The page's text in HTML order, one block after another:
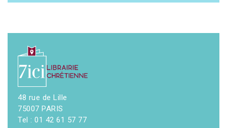
48 rue de Lille
75007 PARIS
Tel : 01 42 61 57 77